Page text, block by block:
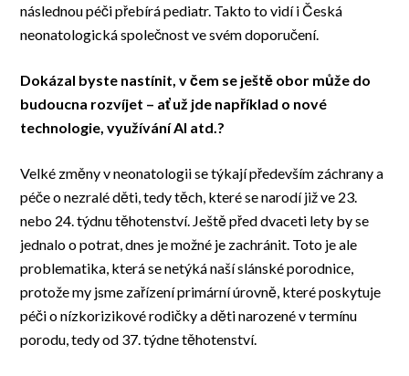
následnou péči přebírá pediatr. Takto to vidí i Česká
neonatologická společnost ve svém doporučení.
Dokázal byste nastínit, v čem se ještě obor může do
budoucna rozvíjet – ať už jde například o nové
technologie, využívání AI atd.?
Velké změny v neonatologii se týkají především záchrany a
péče o nezralé děti, tedy těch, které se narodí již ve 23.
nebo 24. týdnu těhotenství. Ještě před dvaceti lety by se
jednalo o potrat, dnes je možné je zachránit. Toto je ale
problematika, která se netýká naší slánské porodnice,
protože my jsme zařízení primární úrovně, které poskytuje
péči o nízkorizikové rodičky a děti narozené v termínu
porodu, tedy od 37. týdne těhotenství.